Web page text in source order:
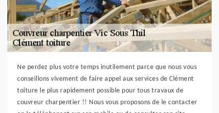
Ne perdez plus votre temps inutilement parce que nous vous
conseillons vivement de faire appel aux services de Clément
toiture le plus rapidement possible pour tous travaux de
couvreur charpentier !! Nous vous proposons de le contacter